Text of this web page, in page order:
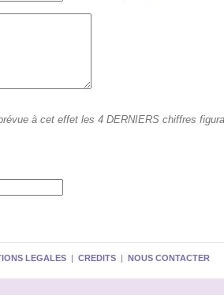
à cet effet les 4 DERNIERS chiffres
LEGALES | CREDITS | NOUS CONTACTER